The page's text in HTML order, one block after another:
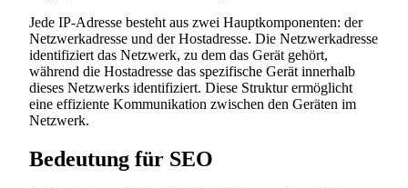
Jede IP-Adresse besteht aus zwei Hauptkomponenten: der
Netzwerkadresse und der Hostadresse. Die Netzwerkadresse
identifiziert das Netzwerk, zu dem das Gerät gehört,
während die Hostadresse das spezifische Gerät innerhalb
dieses Netzwerks identifiziert. Diese Struktur ermöglicht
eine effiziente Kommunikation zwischen den Geräten im
Netzwerk.
Bedeutung für SEO